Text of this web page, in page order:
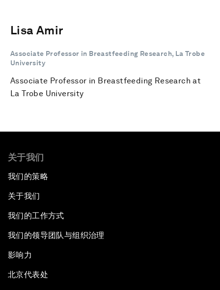
Lisa Amir
Associate Professor in Breastfeeding Research, La Trobe
University
Associate Professor in Breastfeeding Research at
La Trobe University
关于我们
我们的策略
关于我们
我们的工作方式
我们的领导团队与组织治理
影响力
北京代表处